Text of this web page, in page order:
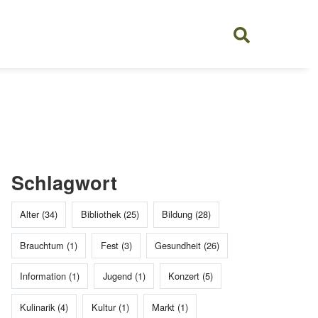
Schlagwort
Alter (34) Bibliothek (25) Bildung (28)
Brauchtum (1) Fest (3) Gesundheit (26)
Information (1) Jugend (1) Konzert (5)
Kulinarik (4) Kultur (1) Markt (1)